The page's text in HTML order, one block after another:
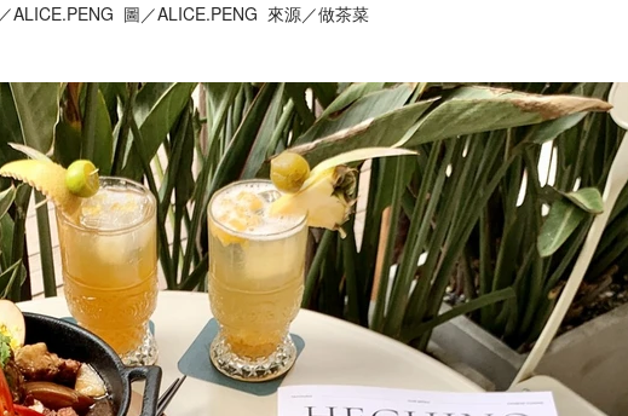
ALICE.PENG 圖／ALICE.PENG 來源／做茶菜